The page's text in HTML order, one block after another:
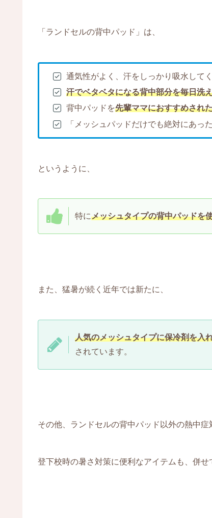
「ランドセルの背中パッド」は、
通気性がよく、汗をしっかり吸水してく
汗でベタベタになる背中部分を毎日洗
背中パッドを先輩ママにおすすめされ
「メッシュパッドだけでも絶対にあっ
というように、
特にメッシュタイプの背中パッドを
また、猛暑が続く近年では新たに、
人気のメッシュタイプに保冷剤を入
されています。
その他、ランドセルの背中パッド以外の熱中
登下校時の暑さ対策に便利なアイテムも、併せ